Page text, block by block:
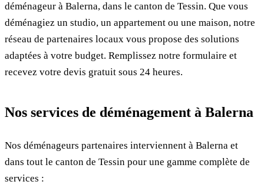
déménageur à Balerna, dans le canton de Tessin. Que vous
déménagiez un studio, un appartement ou une maison, notre
réseau de partenaires locaux vous propose des solutions
adaptées à votre budget. Remplissez notre formulaire et
recevez votre devis gratuit sous 24 heures.
Nos services de déménagement à Balerna
Nos déménageurs partenaires interviennent à Balerna et
dans tout le canton de Tessin pour une gamme complète de
services :